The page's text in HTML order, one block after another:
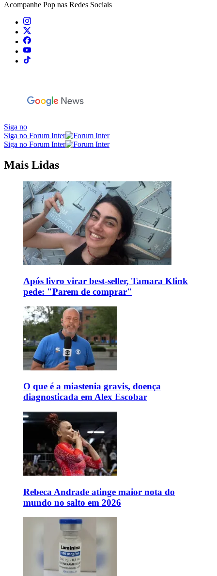
Acompanhe Pop nas Redes Sociais
Siga no
Siga no Forum Inter
Siga no Forum Inter
Mais Lidas
Após livro virar best-seller, Tamara Klink
pede: "Parem de comprar"
O que é a miastenia gravis, doença
diagnosticada em Alex Escobar
Rebeca Andrade atinge maior nota do
mundo no salto em 2026